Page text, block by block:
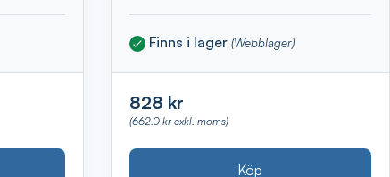
Finns i lager(Webblager)
828 kr
(662.0 kr exkl. moms)
Köp